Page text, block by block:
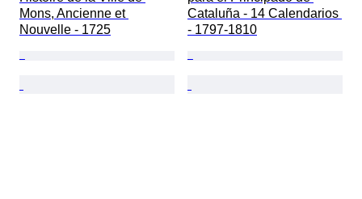
Mons, Ancienne et
Nouvelle - 1725
Cataluña - 14 Calendarios
- 1797-1810